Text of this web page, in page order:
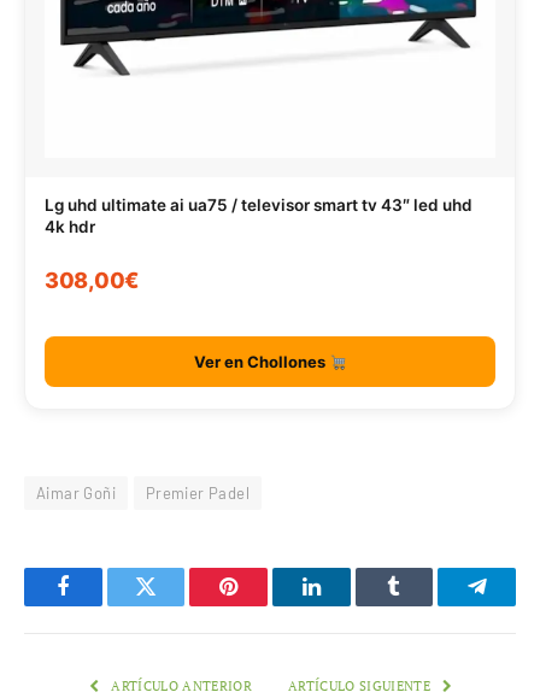
Lg uhd ultimate ai ua75 / televisor smart tv 43″ led uhd
4k hdr
308,00€
Ver en Chollones
Aimar Goñi Premier Padel
FacebookTwitter Pinterest LinkedInTumblr
ARTÍCULO ANTERIOR ARTÍCULO SIGUIENTE